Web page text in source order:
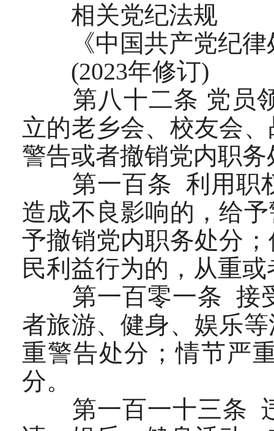
相关党纪法规
《中国共产党纪律
(2023年修订)
第八十二条 党员领
立的老乡会、校友会
警告或者撤销党内职务
第一百条 利用职权
造成不良影响的，给
予撤销党内职务处分
民利益行为的，从重
第一百零一条 接受
者旅游、健身、娱乐
重警告处分；情节严
分。
第一百一十三条 违